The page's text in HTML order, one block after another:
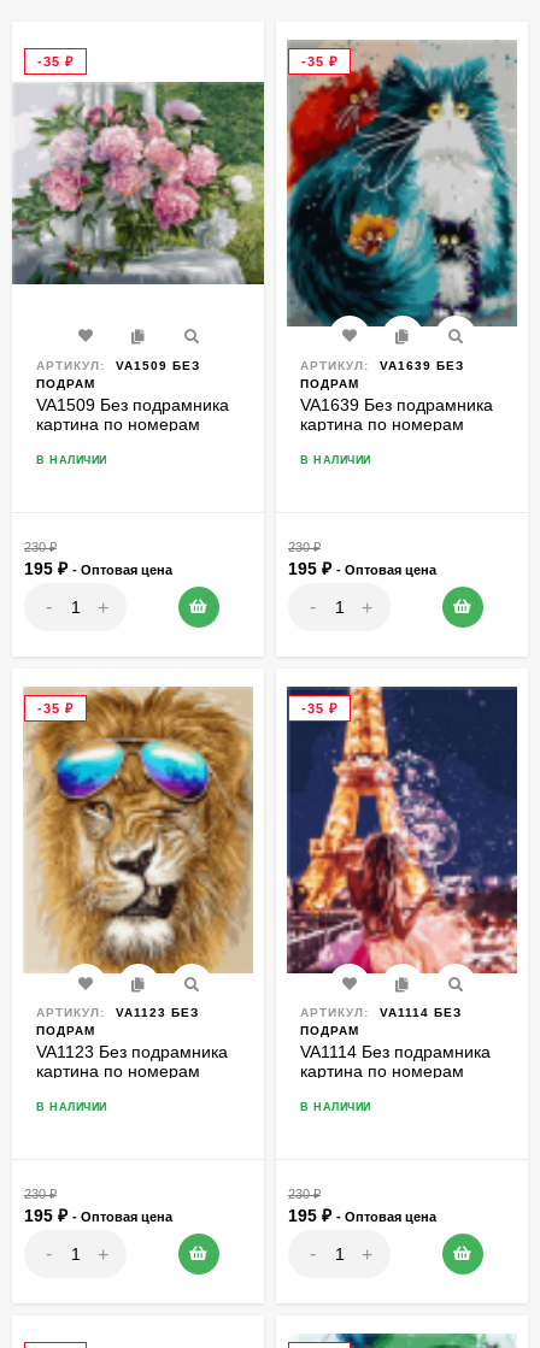
-35 ₽
АРТИКУЛ:
VA1509 БЕЗ
ПОДРАМ
VA1509 Без подрамника
картина по номерам
В НАЛИЧИИ
230₽
195 ₽ - Оптовая цена
- +
-35 ₽
АРТИКУЛ:
VA1639 БЕЗ
ПОДРАМ
VA1639 Без подрамника
картина по номерам
В НАЛИЧИИ
230₽
195 ₽ - Оптовая цена
- +
-35 ₽
АРТИКУЛ:
VA1123 БЕЗ
ПОДРАМ
VA1123 Без подрамника
картина по номерам
В НАЛИЧИИ
230₽
195 ₽ - Оптовая цена
- +
-35 ₽
АРТИКУЛ:
VA1114 БЕЗ
ПОДРАМ
VA1114 Без подрамника
картина по номерам
В НАЛИЧИИ
230₽
195 ₽ - Оптовая цена
- +